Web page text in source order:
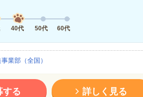
40代 50代 60代
業部（全国）
する 詳しく見る